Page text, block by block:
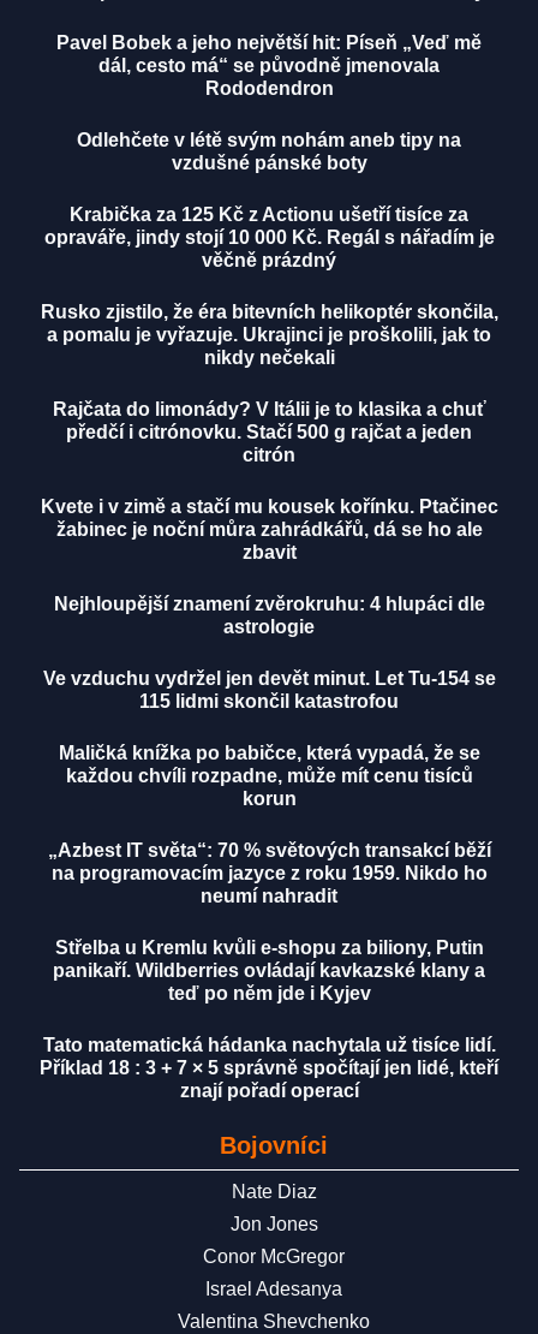
Pavel Bobek a jeho největší hit: Píseň „Veď mě
dál, cesto má“ se původně jmenovala
Rododendron
Odlehčete v létě svým nohám aneb tipy na
vzdušné pánské boty
Krabička za 125 Kč z Actionu ušetří tisíce za
opraváře, jindy stojí 10 000 Kč. Regál s nářadím je
věčně prázdný
Rusko zjistilo, že éra bitevních helikoptér skončila,
a pomalu je vyřazuje. Ukrajinci je proškolili, jak to
nikdy nečekali
Rajčata do limonády? V Itálii je to klasika a chuť
předčí i citrónovku. Stačí 500 g rajčat a jeden
citrón
Kvete i v zimě a stačí mu kousek kořínku. Ptačinec
žabinec je noční můra zahrádkářů, dá se ho ale
zbavit
Nejhloupější znamení zvěrokruhu: 4 hlupáci dle
astrologie
Ve vzduchu vydržel jen devět minut. Let Tu-154 se
115 lidmi skončil katastrofou
Maličká knížka po babičce, která vypadá, že se
každou chvíli rozpadne, může mít cenu tisíců
korun
„Azbest IT světa“: 70 % světových transakcí běží
na programovacím jazyce z roku 1959. Nikdo ho
neumí nahradit
Střelba u Kremlu kvůli e-shopu za biliony, Putin
panikaří. Wildberries ovládají kavkazské klany a
teď po něm jde i Kyjev
Tato matematická hádanka nachytala už tisíce lidí.
Příklad 18 : 3 + 7 × 5 správně spočítají jen lidé, kteří
znají pořadí operací
Bojovníci
Nate Diaz
Jon Jones
Conor McGregor
Israel Adesanya
Valentina Shevchenko